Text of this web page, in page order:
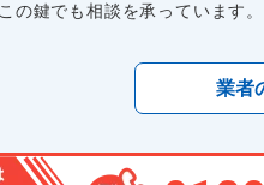
の鍵でも相談を承っています
業者